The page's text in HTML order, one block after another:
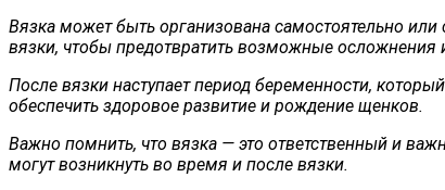
Вязка может быть организована самостоятельно
вязки, чтобы предотвратить возможные
После вязки наступает период беременности,
обеспечить здоровое развитие и рождение щенков.
Важно помнить, что вязка — это ответственный и
могут возникнуть во время и после вязки.